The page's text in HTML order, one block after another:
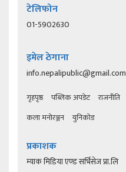
टेलिफोन
01-5902630
इमेल ठेगाना
info.nepalipublic@gmail.com
गृहपृष्ठ पब्लिक अपडेट राजनीति
कला मनोरञ्जन
युनिकोड
प्रकाशक
म्याक मिडिया एण्ड सर्भिसेज प्रा.लि